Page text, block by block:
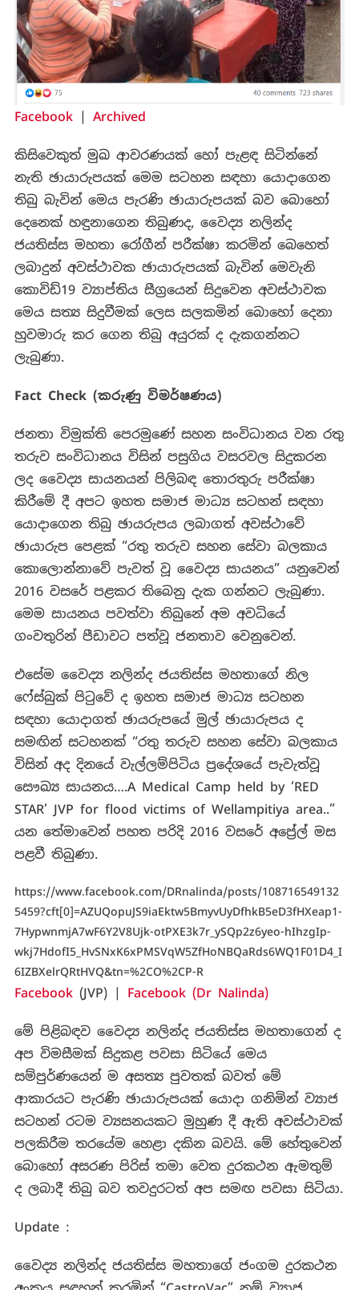
Facebook| Archived
කිසිවෙකුත් මුඛ ආවරණයක් හෝ පැළඳ සිටින්නේ
නැති ඡායාරුපයක් මෙම සටහන සඳහා යොදාගෙන
තිබු බැවින් මෙය පැරණි ඡායාරුපයක් බව බොහෝ
දෙනෙක් හඳුනාගෙන තිබුණද, වෛද්‍ය නලින්ද
ජයතිස්ස මහතා රෝගීන් පරීක්ෂා කරමින් බෙහෙත්
ලබාදුන් අවස්ථාවක ඡායාරුපයක් බැවින් මෙවැනි
කොවිඩ්19 ව්‍යාප්තිය සීග්‍රයෙන් සිදුවෙන අවස්ථාවක
මෙය සත්‍ය සිදුවීමක් ලෙස සලකමින් බොහෝ දෙනා
හුවමාරු කර ගෙන තිබු අයුරක් ද දැකගන්නට
ලැබුණා.
Fact Check (කරුණු විමර්ෂණය)
ජනතා විමුක්ති පෙරමුණේ සහන සංවිධානය වන රතු
තරුව සංවිධානය විසින් පසුගිය වසරවල සිදුකරන
ලද වෛද්‍ය සායනයන් පිලිබඳ තොරතුරු පරීක්ෂා
කිරීමේ දී අපට ඉහත සමාජ මාධ්‍ය සටහන් සඳහා
යොදාගෙන තිබු ඡායරුපය ලබාගත් අවස්ථාවේ
ඡායාරුප පෙළක් “රතු තරුව සහන සේවා බලකාය
කොලොන්නාවේ පැවත් වූ වෛද්‍ය සායනය” යනුවෙන්
2016 වසරේ පළකර තිබෙනු දැක ගන්නට ලැබුණා.
මෙම සායනය පවත්වා තිබුනේ අම අවධියේ
ගංවතුරින් පීඩාවට පත්වූ ජනතාව වෙනුවෙන්.
එසේම වෛද්‍ය නලින්ද ජයතිස්ස මහතාගේ නිල
ෆේස්බුක් පිටුවේ ද ඉහත සමාජ මාධ්‍ය සටහන
සඳහා යොදාගත් ඡායරුපයේ මුල් ඡායාරුපය ද
සමඟින් සටහනක් “රතු තරුව සහන සේවා බලකාය
විසින් අද දිනයේ වැල්ලම්පිටිය ප්‍රදේශයේ පැවැත්වූ
සෞඛ්‍ය සායනය….A Medical Camp held by ‘RED
STAR’ JVP for flood victims of Wellampitiya area..”
යන තේමාවෙන් පහත පරිදි 2016 වසරේ අප්‍රේල් මස
පළවී තිබුණා.
https://www.facebook.com/DRnalinda/posts/108716549132
5459?cft[0]=AZUQopuJS9iaEktw5BmyvUyDfhkB5eD3fHXeap1-
7HypwnmjA7wF6Y2V8Ujk-otPXE3k7r_ySQp2z6yeo-hIhzgIp-
wkj7HdofI5_HvSNxK6xPMSVqW5ZfHoNBQaRds6WQ1F01D4_I
6IZBXelrQRtHVQ&tn=%2CO%2CP-R
Facebook (JVP) | Facebook (Dr Nalinda)
මේ පිළිබඳව වෛද්‍ය නලින්ද ජයතිස්ස මහතාගෙන් ද
අප විමසීමක් සිදුකළ පවසා සිටියේ මෙය
සම්පුර්ණයෙන් ම අසත්‍ය පුවතක් බවත් මේ
ආකාරයට පැරණි ඡායාරුපයක් යොදා ගනිමින් ව්‍යාජ
සටහන් රටම ව්‍යසනයකට මුහුණ දී ඇති අවස්ථාවක්
පලකිරීම තරයේම හෙළා දකින බවයි. මේ හේතුවෙන්
බොහෝ අසරණ පිරිස් තමා වෙත දුරකථන ඇමතුම්
ද ලබාදී තිබු බව තවදුරටත් අප සමඟ පවසා සිටියා.
Update :
වෛද්‍ය නලින්ද ජයතිස්ස මහතාගේ ජංගම දුරකථන